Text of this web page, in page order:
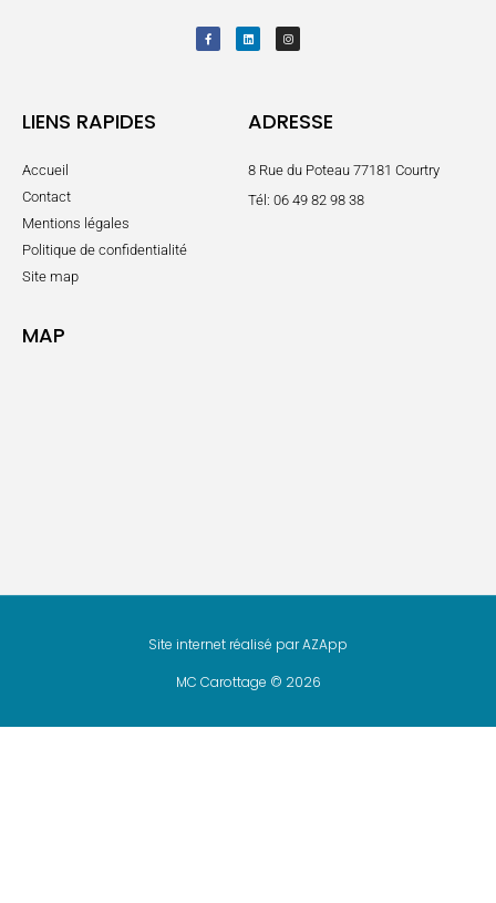
LIENS RAPIDES
Accueil
Contact
Mentions légales
Politique de confidentialité
Site map
ADRESSE
8 Rue du Poteau 77181 Courtry
Tél: 06 49 82 98 38
MAP
Site internet réalisé parAZApp
MC Carottage © 2026